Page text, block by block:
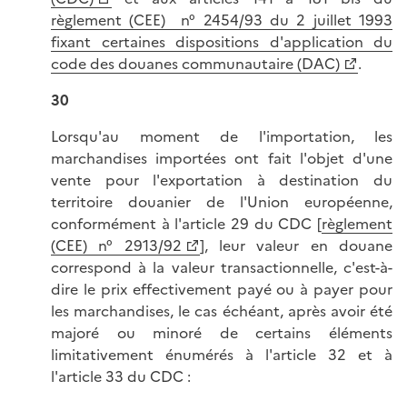
règlement (CEE) n° 2454/93 du 2 juillet 1993
fixant certaines dispositions d'application du
code des douanes communautaire (DAC)
.
30
Lorsqu'au moment de l'importation, les
marchandises importées ont fait l'objet d'une
vente pour l'exportation à destination du
territoire douanier de l'Union européenne,
conformément à l'article 29 du CDC [règlement
(CEE) n° 2913/92
], leur valeur en douane
correspond à la valeur transactionnelle, c'est-à-
dire le prix effectivement payé ou à payer pour
les marchandises, le cas échéant, après avoir été
majoré ou minoré de certains éléments
limitativement énumérés à l'article 32 et à
l'article 33 du CDC :